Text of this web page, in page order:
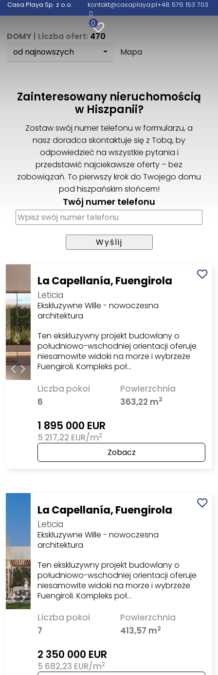
Casa Playa Sp. z o.o. kontakt@casaplaya.pl+48 576 153 703
0
DOMY | Liczba ofert: 470
od najnowszych
Mapa
Zainteresowany nieruchomością
w Hiszpanii?
Zostaw swój numer telefonu w formularzu, a
nasz doradca skontaktuje się z Tobą, by
odpowiedzieć na wszystkie pytania i
przedstawić najciekawsze oferty – bez
zobowiązań. To pierwszy krok do Twojego domu
pod hiszpańskim słońcem!
Twój numer telefonu
La Capellanía, Fuengirola
Leticia
Ekskluzywne Wille - nowoczesna
architektura
Ten ekskluzywny projekt budowlany o
południowo-wschodniej orientacji oferuje
niesamowite widoki na morze i wybrzeże
Fuengiroli. Kompleks poł…
Liczba pokoi
6
Powierzchnia
363,22 m2
1 895 000 EUR
5 217,22 EUR/m2
Zobacz
La Capellanía, Fuengirola
Leticia
Ekskluzywne Wille - nowoczesna
architektura
Ten ekskluzywny projekt budowlany o
południowo-wschodniej orientacji oferuje
niesamowite widoki na morze i wybrzeże
Fuengiroli. Kompleks poł…
Liczba pokoi
7
Powierzchnia
413,57 m2
2 350 000 EUR
5 682,23 EUR/m2